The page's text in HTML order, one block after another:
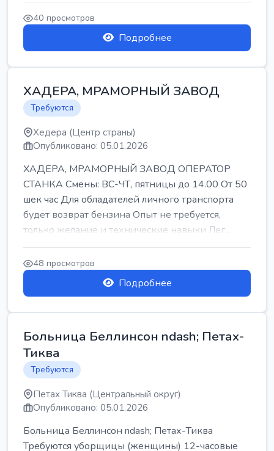
40 просмотров
Подробнее
ХАДЕРА, МРАМОРНЫЙ ЗАВОД
Требуются
Хедера (Центр страны)
Опубликовано: 05.01.2026
ХАДЕРА, МРАМОРНЫЙ ЗАВОД ОПЕРАТОР
СТАНКА Смены: ВС-ЧТ, пятницы до 14.00 От 50
шек час Для обладателей личного транспорта
будет возврат бензина Опыт не требуется,
только желание и технические навыки Лег...
48 просмотров
Подробнее
Больница Беллинсон ndash; Петах-
Тиква
Требуются
Петах Тиква (Центральный округ)
Опубликовано: 05.01.2026
Больница Беллинсон ndash; Петах-Тиква
Требуются уборщицы (женщины) 12-часовые